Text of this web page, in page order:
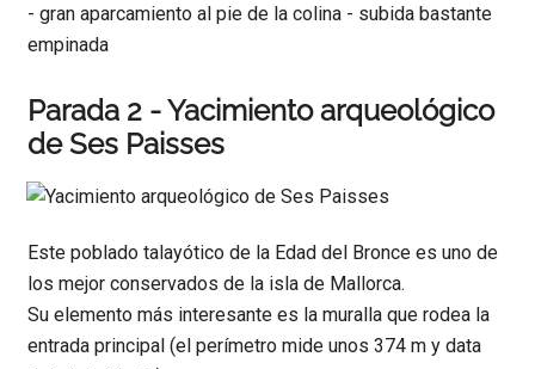
- gran aparcamiento al pie de la colina - subida bastante
empinada
Parada 2 - Yacimiento arqueológico
de Ses Paisses
Este poblado talayótico de la Edad del Bronce es uno de
los mejor conservados de la isla de Mallorca.
Su elemento más interesante es la muralla que rodea la
entrada principal (el perímetro mide unos 374 m y data